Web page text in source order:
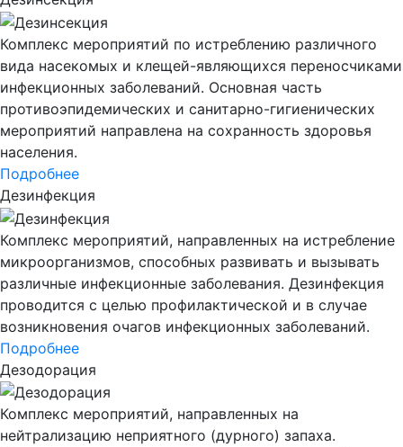
Комплекс мероприятий по истреблению различного
вида насекомых и клещей-являющихся переносчиками
инфекционных заболеваний. Основная часть
противоэпидемических и санитарно-гигиенических
мероприятий направлена на сохранность здоровья
населения.
Подробнее
Дезинфекция
Комплекс мероприятий, направленных на истребление
микроорганизмов, способных развивать и вызывать
различные инфекционные заболевания. Дезинфекция
проводится с целью профилактической и в случае
возникновения очагов инфекционных заболеваний.
Подробнее
Дезодорация
Комплекс мероприятий, направленных на
нейтрализацию неприятного (дурного) запаха.